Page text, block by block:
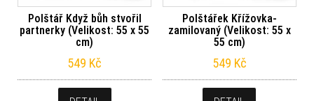
Polštář Když bůh stvořil
partnerky (Velikost: 55 x 55
cm)
549 Kč
Polštářek Křížovka-
zamilovaný (Velikost: 55 x
55 cm)
549 Kč